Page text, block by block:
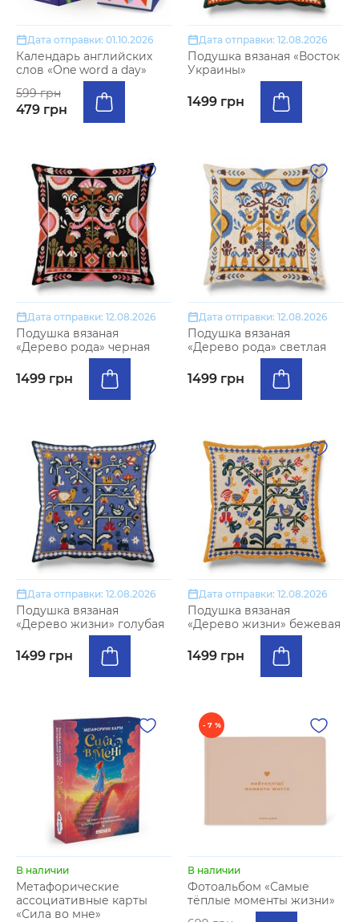
Дата отправки: 01.10.2026
Календарь английских
слов «One word a day»
599 грн
479 грн
Дата отправки: 12.08.2026
Подушка вязаная «Восток
Украины»
1499 грн
Дата отправки: 12.08.2026
Подушка вязаная
«Дерево рода» черная
1499 грн
Дата отправки: 12.08.2026
Подушка вязаная
«Дерево рода» светлая
1499 грн
Дата отправки: 12.08.2026
Подушка вязаная
«Дерево жизни» голубая
1499 грн
Дата отправки: 12.08.2026
Подушка вязаная
«Дерево жизни» бежевая
1499 грн
В наличии
Метафорические
ассоциативные карты
«Сила во мне»
- 7 %
В наличии
Фотоальбом «Самые
тёплые моменты жизни»